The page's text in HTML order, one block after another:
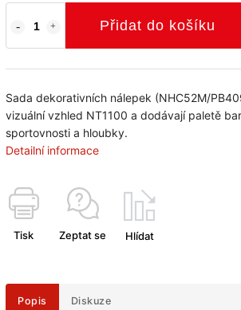
Přidat do košíku
Sada dekorativních nálepek (NHC52M/
vizuální vzhled NT1100 a dodávají paletě
sportovnosti a hloubky.
Detailní informace
Tisk Zeptat se Hlídat
Popis Diskuze